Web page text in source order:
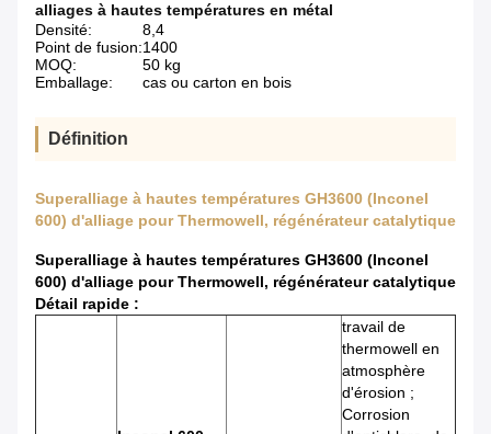
alliages à hautes températures en métal
Densité:
8,4
Point de fusion:1400
MOQ:
50 kg
Emballage:
cas ou carton en bois
Définition
Superalliage à hautes températures GH3600 (Inconel
600) d'alliage pour Thermowell, régénérateur catalytique
Superalliage à hautes températures GH3600 (Inconel
600) d'alliage pour Thermowell, régénérateur catalytique
Détail rapide :
travail de
thermowell en
atmosphère
d'érosion ;
Corrosion